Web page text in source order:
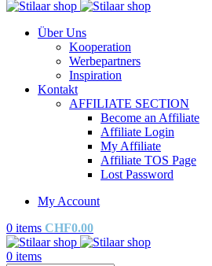
Über Uns
Kooperation
Werbepartners
Inspiration
Kontakt
AFFILIATE SECTION
Become an Affiliate
Affiliate Login
My Affiliate
Affiliate TOS Page
Lost Password
My Account
0 items CHF0.00
0 items